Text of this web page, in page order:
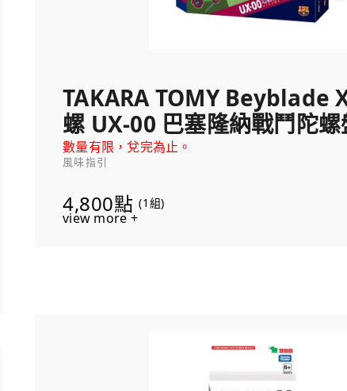
TAKARA TOMY Beyblade
螺 UX-00 巴塞隆納戰鬥陀螺
數量有限，兌完為止。
風味指引
4,800點 (1組)
view more +